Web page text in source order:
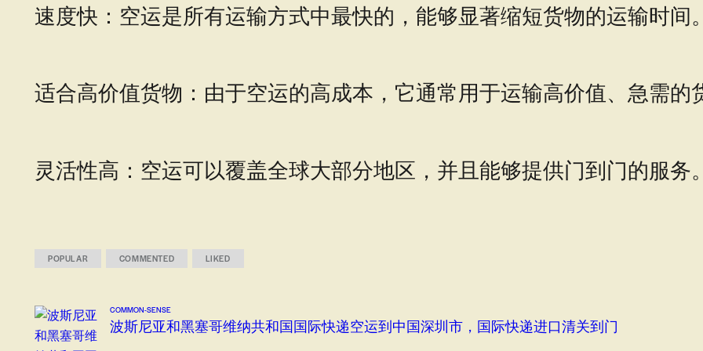
速度快：空运是所有运输方式中最快的，能够显著缩短货物的运输时间。
适合高价值货物：由于空运的高成本，它通常用于运输高价值、急需的
灵活性高：空运可以覆盖全球大部分地区，并且能够提供门到门的服务。
POPULAR COMMENTED LIKED
COMMON-SENSE
波斯尼亚和黑塞哥维纳共和国国际快递空运到中国深圳市，国际快递进口清关到门